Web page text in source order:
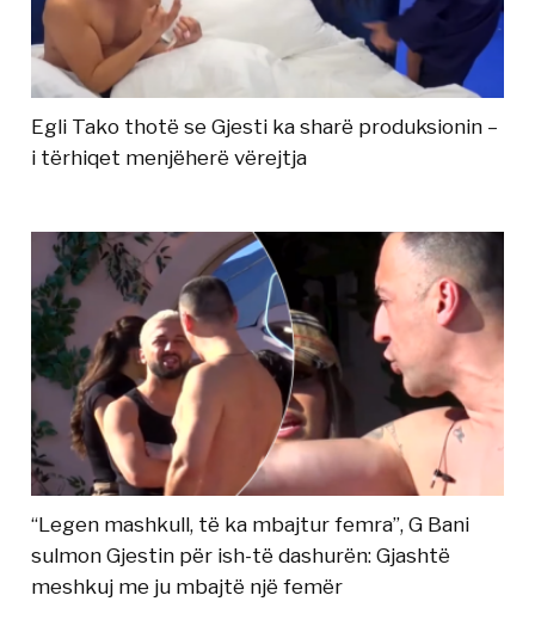
Egli Tako thotë se Gjesti ka sharë produksionin –
i tërhiqet menjëherë vërejtja
“Legen mashkull, të ka mbajtur femra”, G Bani
sulmon Gjestin për ish-të dashurën: Gjashtë
meshkuj me ju mbajtë një femër